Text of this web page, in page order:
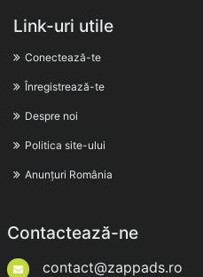
Link-uri utile
Conectează-te
Înregistrează-te
Despre noi
Politica site-ului
Anunțuri România
Contactează-ne
contact@zappads.ro